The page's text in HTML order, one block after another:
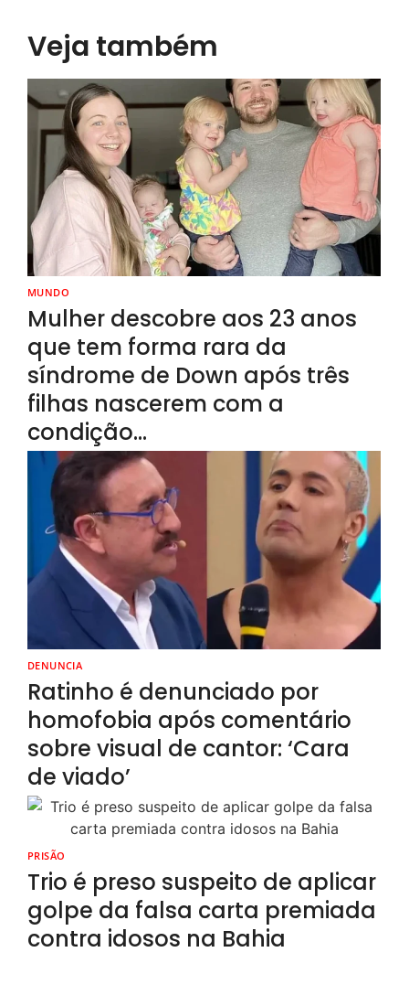
Veja também
MUNDO
Mulher descobre aos 23 anos
que tem forma rara da
síndrome de Down após três
filhas nascerem com a
condição…
DENUNCIA
Ratinho é denunciado por
homofobia após comentário
sobre visual de cantor: ‘Cara
de viado’
PRISÃO
Trio é preso suspeito de aplicar
golpe da falsa carta premiada
contra idosos na Bahia